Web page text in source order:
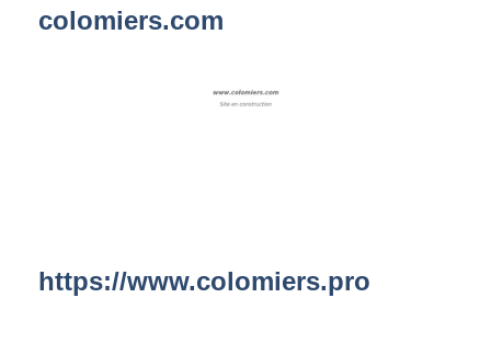
colomiers.com
https://www.colomiers.pro